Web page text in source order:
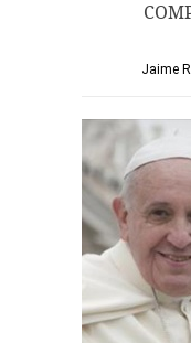
Jaime